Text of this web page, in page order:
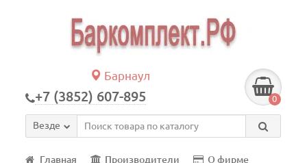
Барнаул
+7 (3852) 607-895 0
Везде
Главная Производители
О фирме